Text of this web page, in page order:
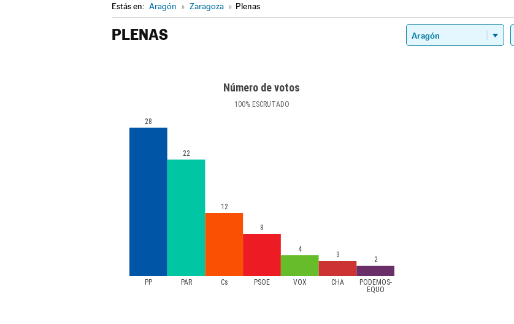
Estás en: Aragón » Zaragoza » Plenas
PLENAS
Número de votos
100%ESCRUTADO
PP PAR Cs PSOE VOX CHA
PODEMOS-
EQUO
28
22
12
8
4
3
2